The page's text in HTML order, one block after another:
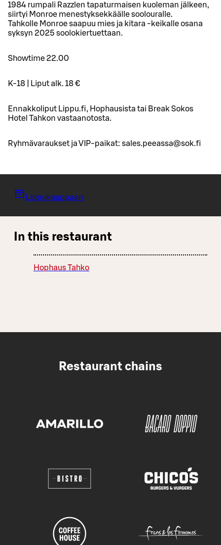
1984 rumpali Razzlen tapaturmaisen kuoleman jälkeen,
siirtyi Monroe menestyksekkäälle soolouralle.
Tahkolle Monroe saapuu mies ja kitara -keikalle osana
syksyn 2025 soolokiertuettaan.
Showtime 22.00
K-18 | Liput alk. 18 €
Ennakkoliput Lippu.fi, Hophausista tai Break Sokos
Hotel Tahkon vastaanotosta.
Ryhmävaraukset ja VIP-paikat: sales.peeassa@sok.fi
Lippukauppaan
In this restaurant
Hophaus Tahko
Restaurant chains